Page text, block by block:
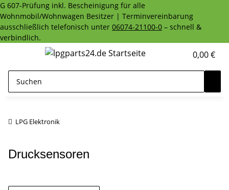
G 607-Prüfung inkl. Bescheinigung für alle
Wohnmobil/Wohnwagen Besitzer | Terminvereinbarung
ausschließlich telefonisch unter 06074-21100-0 – schnell &
verbindlich.
0,00 €
LPG Elektronik
Drucksensoren